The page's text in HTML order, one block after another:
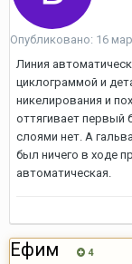
Опубликовано: 16
Линия
циклограммой и
никелирования и
оттягивает первый
слоями нет. А
был ничего в ходе
автоматическая.
Ефим 4